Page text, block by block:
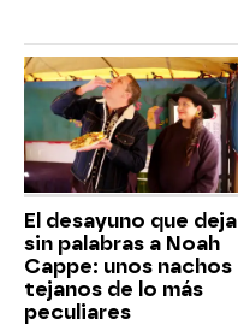
El desayuno que deja
sin palabras a Noah
Cappe: unos nachos
tejanos de lo más
peculiares